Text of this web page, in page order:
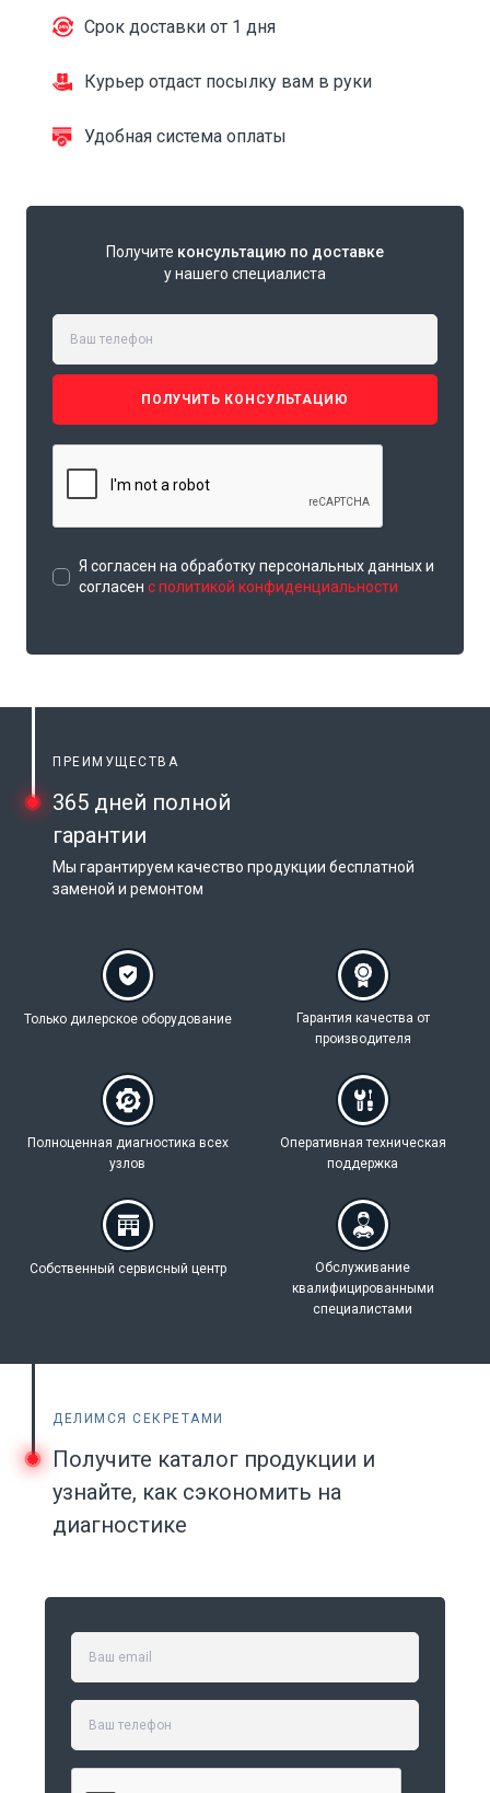
Срок доставки от 1 дня
Курьер отдаст посылку вам в руки
Удобная система оплаты
Получите консультацию по доставке
у нашего специалиста
ПОЛУЧИТЬ КОНСУЛЬТАЦИЮ
Я согласен на обработку персональных данных и
согласен с политикой конфиденциальности
ПРЕИМУЩЕСТВА
365 дней полной
гарантии
Мы гарантируем качество продукции бесплатной
заменой и ремонтом
Только дилерское оборудование Гарантия качества от
производителя
Полноценная диагностика всех
узлов
Оперативная техническая
поддержка
Собственный сервисный центр
Обслуживание
квалифицированными
специалистами
ДЕЛИМСЯ СЕКРЕТАМИ
Получите каталог продукции и
узнайте, как сэкономить на
диагностике